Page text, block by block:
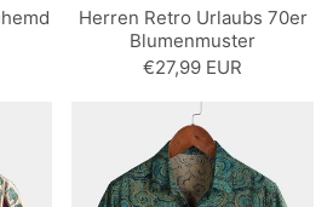
Herren Retro Urlaubs 70er
Blumenmuster
Kurzarmhemd
€27,99 EUR